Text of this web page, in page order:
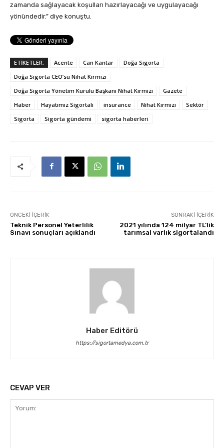
zamanda sağlayacak koşulları hazırlayacağı ve uygulayacağı
yönündedir.” diye konuştu.
ETİKETLER: Acente Can Kantar
Doğa Sigorta
Doğa Sigorta CEO’su Nihat Kırmızı
Doğa Sigorta Yönetim Kurulu Başkanı Nihat Kırmızı
Gazete
Haber
Hayatımız Sigortalı insurance Nihat Kırmızı
Sektör
Sigorta
Sigorta gündemi sigorta haberleri
ÖNCEKI İÇERIK
Teknik Personel Yeterlilik
Sınavı sonuçları açıklandı
SONRAKI İÇERIK
2021 yılında 124 milyar TL’lik
tarımsal varlık sigortalandı
Haber Editörü
https://sigortamedya.com.tr
CEVAP VER